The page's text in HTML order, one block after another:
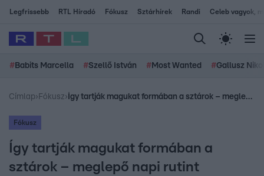
Legfrissebb RTL Híradó Fókusz Sztárhírek Randi Celeb vagyok,
# Babits Marcella #Szellő István # Most Wanted #Gallusz
Címlap› Fókusz› Így tartják magukat formában a sztárok – meglepő napi rutint követnek
Fókusz
Így tartják magukat formában a
sztárok – meglepő napi rutint